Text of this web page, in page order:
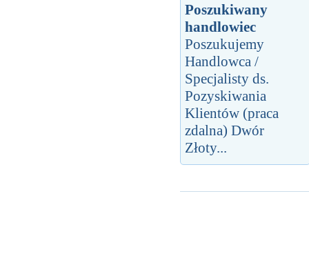
Poszukiwany
handlowiec
Poszukujemy
Handlowca /
Specjalisty ds.
Pozyskiwania
Klientów (praca
zdalna) Dwór
Złoty...